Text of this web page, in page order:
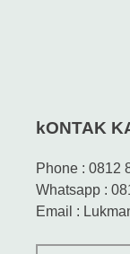
kONTAK
Phone : 0812
Whatsapp :
Email :